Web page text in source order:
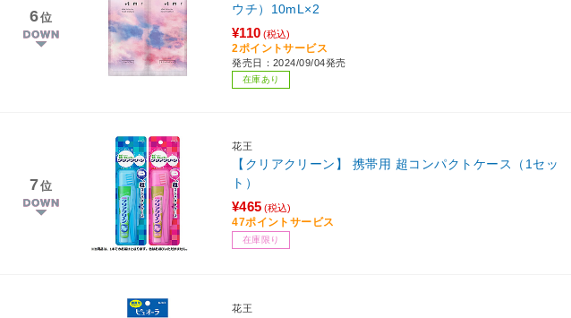
6位
ウチ）10mL×2
¥110 (税込)
2ポイントサービス
発売日：2024/09/04発売
在庫あり
7位
花王
【クリアクリーン】 携帯用 超コンパクトケース（1セッ
ト）
¥465 (税込)
47ポイントサービス
在庫限り
花王